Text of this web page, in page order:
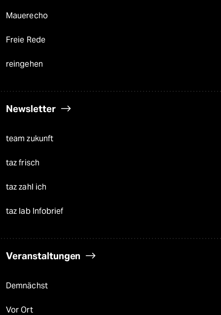
Mauerecho
Freie Rede
reingehen
Newsletter
team zukunft
taz frisch
taz zahl ich
taz lab Infobrief
Veranstaltungen
Demnächst
Vor Ort